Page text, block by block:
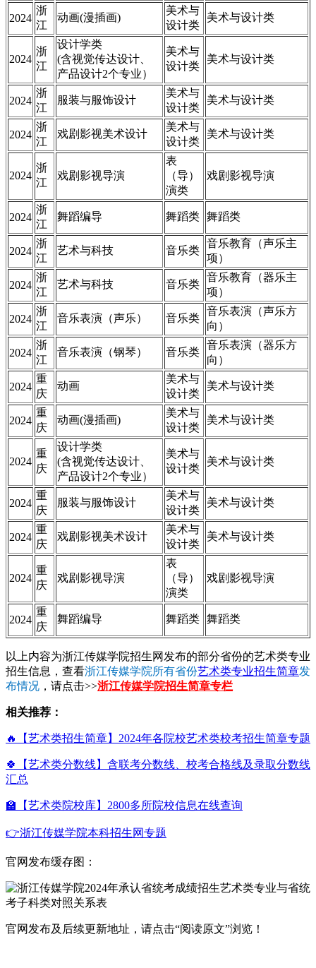
2024
浙
江
动画(漫插画)
美术与
设计类
美术与设计类
2024
浙
江
设计学类
(含视觉传达设计、
产品设计2个专业）
美术与
设计类
美术与设计类
2024
浙
江
服装与服饰设计
美术与
设计类
美术与设计类
2024
浙
江
戏剧影视美术设计
美术与
设计类
美术与设计类
2024
浙
江
戏剧影视导演
表
（导）
演类
戏剧影视导演
2024
浙
江
舞蹈编导 舞蹈类 舞蹈类
2024
浙
江
艺术与科技 音乐类
音乐教育（声乐主
项）
2024
浙
江
艺术与科技 音乐类
音乐教育（器乐主
项）
2024
浙
江
音乐表演（声乐） 音乐类
音乐表演（声乐方
向）
2024
浙
江
音乐表演（钢琴） 音乐类
音乐表演（器乐方
向）
2024
重
庆
动画
美术与
设计类
美术与设计类
2024
重
庆
动画(漫插画)
美术与
设计类
美术与设计类
2024
重
庆
设计学类
(含视觉传达设计、
产品设计2个专业）
美术与
设计类
美术与设计类
2024
重
庆
服装与服饰设计
美术与
设计类
美术与设计类
2024
重
庆
戏剧影视美术设计
美术与
设计类
美术与设计类
2024
重
庆
戏剧影视导演
表
（导）
演类
戏剧影视导演
2024
重
庆
舞蹈编导 舞蹈类 舞蹈类
以上内容为浙江传媒学院招生网发布的部分省份的艺术类专业
招生信息，查看浙江传媒学院所有省份艺术类专业招生简章发
布情况 ，请点击>>浙江传媒学院招生简章专栏
相关推荐：
🔥【艺术类招生简章】2024年各院校艺术类校考招生简章专题
🍀【艺术类分数线】含联考分数线、校考合格线及录取分数线
汇总
🏫【艺术类院校库】2800多所院校信息在线查询
👉浙江传媒学院本科招生网专题
官网发布缓存图：
官网发布及后续更新地址，请点击“阅读原文”浏览！